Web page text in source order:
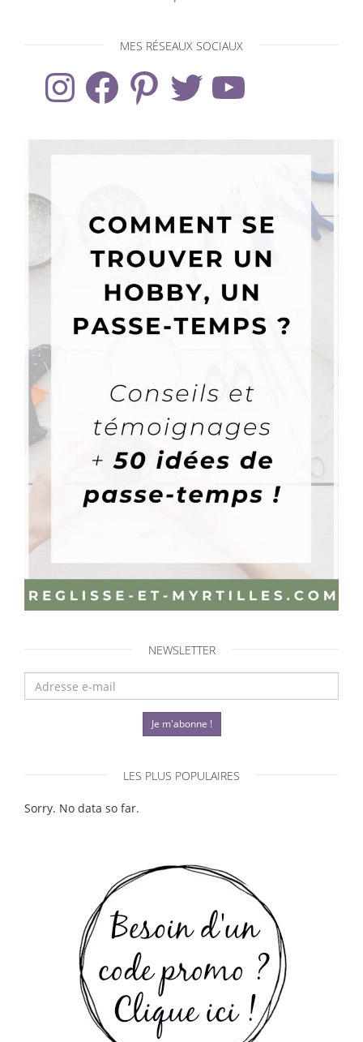
MES RÉSEAUX SOCIAUX
InstagramFacebook Pinterest Twitter
NEWSLETTER
Je m'abonne !
LES PLUS POPULAIRES
Sorry. No data so far.